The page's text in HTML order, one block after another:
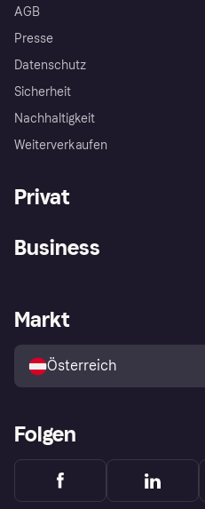
AGB
Presse
Datenschutz
Sicherheit
Nachhaltigkeit
Weiterverkaufen
Privat
Shops entdecken
Business
Händlerportal
Markt
Österreich
Folgen